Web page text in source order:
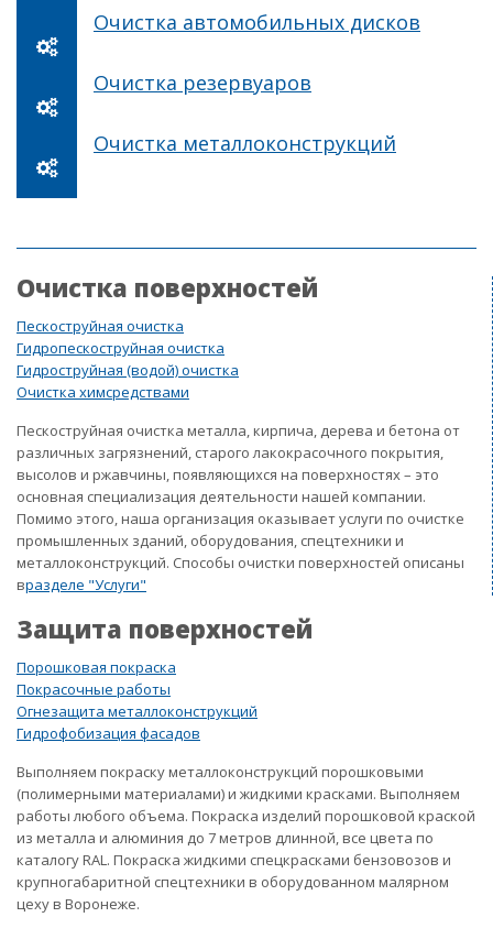
Очистка автомобильных дисков
Очистка резервуаров
Очистка металлоконструкций
Очистка поверхностей
Пескоструйная очистка
Гидропескоструйная очистка
Гидроструйная (водой) очистка
Очистка химсредствами
Пескоструйная очистка металла, кирпича, дерева и бетона от
различных загрязнений, старого лакокрасочного покрытия,
высолов и ржавчины, появляющихся на поверхностях – это
основная специализация деятельности нашей компании.
Помимо этого, наша организация оказывает услуги по очистке
промышленных зданий, оборудования, спецтехники и
металлоконструкций. Способы очистки поверхностей описаны
вразделе "Услуги"
Защита поверхностей
Порошковая покраска
Покрасочные работы
Огнезащита металлоконструкций
Гидрофобизация фасадов
Выполняем покраску металлоконструкций порошковыми
(полимерными материалами) и жидкими красками. Выполняем
работы любого объема. Покраска изделий порошковой краской
из металла и алюминия до 7 метров длинной, все цвета по
каталогу RAL. Покраска жидкими спецкрасками бензовозов и
крупногабаритной спецтехники в оборудованном малярном
цеху в Воронеже.